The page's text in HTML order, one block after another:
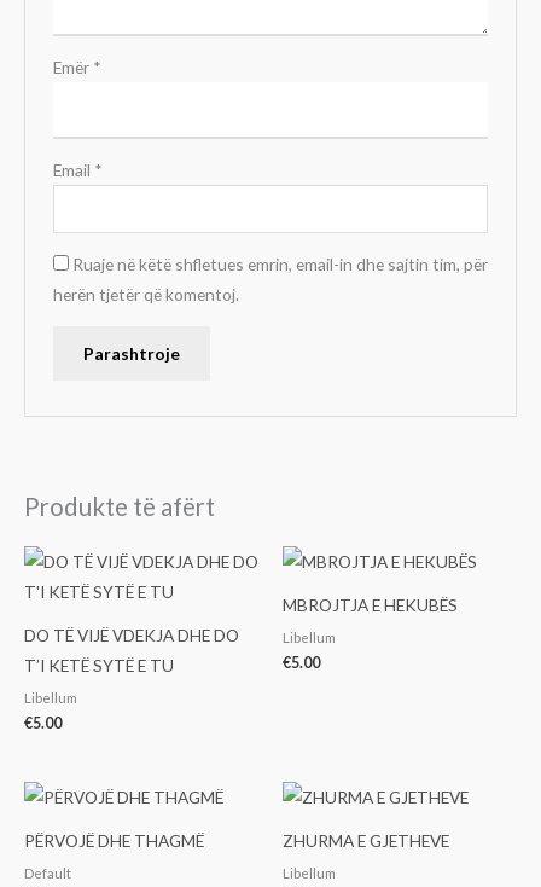
Emër *
Email *
Ruaje në këtë shfletues emrin, email-in dhe sajtin tim, për
herën tjetër që komentoj.
Produkte të afërt
DO TË VIJË VDEKJA DHE DO
T’I KETË SYTË E TU
Libellum
€5.00
MBROJTJA E HEKUBËS
Libellum
€5.00
PËRVOJË DHE THAGMË
Default
ZHURMA E GJETHEVE
Libellum